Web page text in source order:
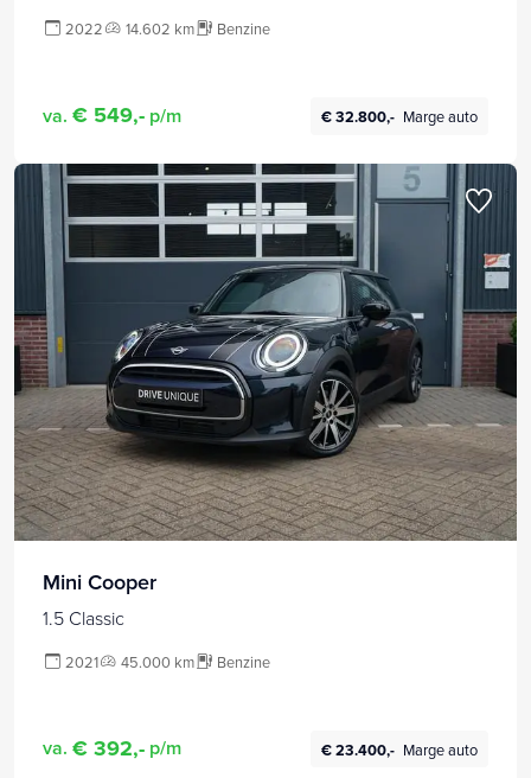
2022 14.602 km Benzine
va. € 549,- p/m € 32.800,- Marge auto
Mini Cooper
1.5 Classic
2021 45.000 km Benzine
va. € 392,- p/m € 23.400,- Marge auto